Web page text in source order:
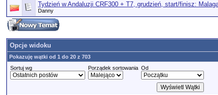
Tydzień w Andaluzji CRF300 + T7, grudzień, start/finisz:
Danny
Opcje widoku
Pokazuję wątki od 1 do 20 z 703
Sortuj wg
Porządek sortowania Od